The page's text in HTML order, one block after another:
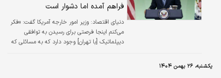
فراهم آمده اما دشوار است
دنیای اقتصاد: وزیر امور خارجه آمریکا گفت: «فکر
می‌کنم اینجا فرصتی برای رسیدن به توافقی
دیپلماتیک [با تهران] وجود دارد که به مسائلی که
یکشنبه، ۲۶ بهمن ۱۴۰۴